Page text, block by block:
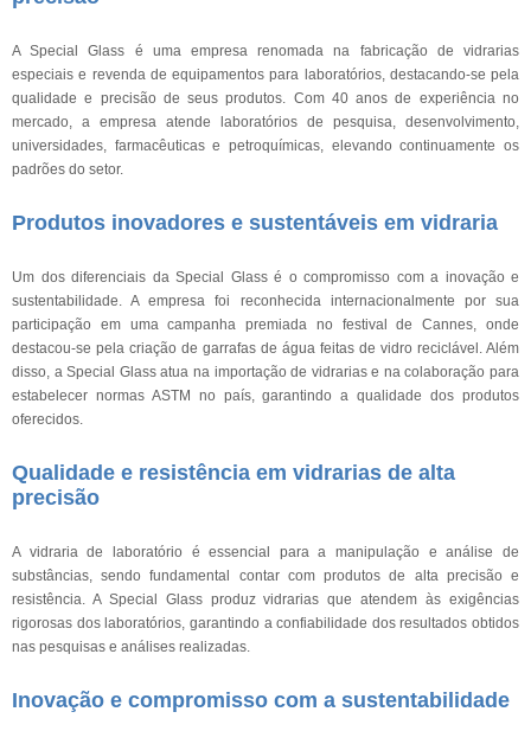
A Special Glass é uma empresa renomada na fabricação de vidrarias
especiais e revenda de equipamentos para laboratórios, destacando-se pela
qualidade e precisão de seus produtos. Com 40 anos de experiência no
mercado, a empresa atende laboratórios de pesquisa, desenvolvimento,
universidades, farmacêuticas e petroquímicas, elevando continuamente os
padrões do setor.
Produtos inovadores e sustentáveis em vidraria
Um dos diferenciais da Special Glass é o compromisso com a inovação e
sustentabilidade. A empresa foi reconhecida internacionalmente por sua
participação em uma campanha premiada no festival de Cannes, onde
destacou-se pela criação de garrafas de água feitas de vidro reciclável. Além
disso, a Special Glass atua na importação de vidrarias e na colaboração para
estabelecer normas ASTM no país, garantindo a qualidade dos produtos
oferecidos.
Qualidade e resistência em vidrarias de alta
precisão
A vidraria de laboratório é essencial para a manipulação e análise de
substâncias, sendo fundamental contar com produtos de alta precisão e
resistência. A Special Glass produz vidrarias que atendem às exigências
rigorosas dos laboratórios, garantindo a confiabilidade dos resultados obtidos
nas pesquisas e análises realizadas.
Inovação e compromisso com a sustentabilidade